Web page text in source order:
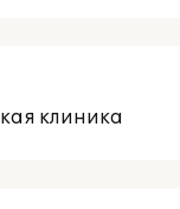
клиника